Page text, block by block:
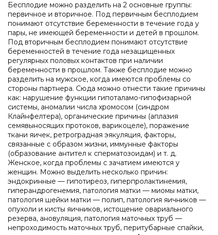
Бесплодие можно разделить на 2 основные группы:
первичное и вторичное. Под первичным бесплодием
понимают отсутствие беременности в течение года у
пары, не имеющей беременности и детей в прошлом.
Под вторичным бесплодием понимают отсутствие
беременностей в течение года незащищенных
регулярных половых контактов при наличии
беременности в прошлом. Также бесплодие можно
разделить на мужское, когда имеются проблемы со
стороны партнера. Сюда можно отнести такие причины
как: нарушение функции гипоталамо-гипофизарной
системы, аномалии числа хромосом (синдром
Клайнфелтера), органические причины (аплазия
семявыносящих протоков, варикоцеле), поражение
ткани яичек, ретроградная эякуляция, факторы,
связанные с образом жизни, иммунные факторы
(образование антител к сперматозоидам) и т. д.
Женское, когда проблемы с зачатием имеются у
женщин. Можно выделить несколько причин:
эндокринные — гипотиреоз, гиперпролактинемия,
гиперандрогенемия, патология матки — миомы матки,
патология шейки матки — полип, патология яичников —
опухоли и кисты яичников, истощение овариального
резерва, ановуляция, патология маточных труб —
непроходимость маточных труб, перитубарные спайки,